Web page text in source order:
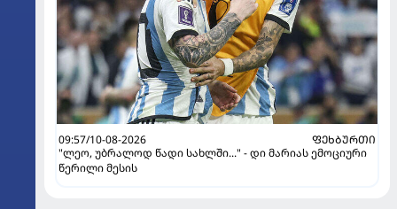
09:57/10-08-2026
ᲤᲔᲮᲑᲣᲠᲗᲘ
"ლეო, უბრალოდ წადი სახლში..." - დი მარიას ემოციური
წერილი მესის